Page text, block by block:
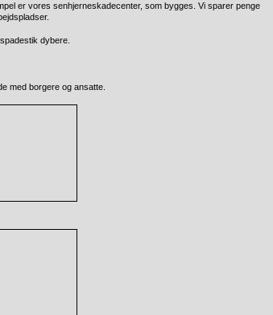
er vores senhjerneskadecenter, som bygges. Vi sparer penge
dybere.
med borgere og ansatte.